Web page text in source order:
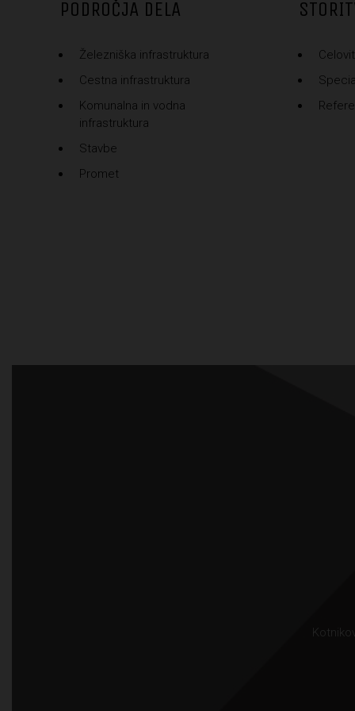
PODROČJA DELA
Železniška infrastruktura
Cestna infrastruktura
Komunalna in vodna
infrastruktura
Stavbe
Promet